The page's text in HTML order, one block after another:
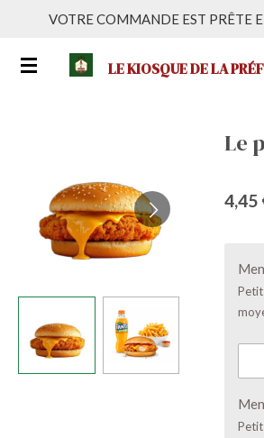
Passer
contenu
LE KIOSQUE DE LA
VOTRE COMMANDE EST PRÊTE
Le
4,45